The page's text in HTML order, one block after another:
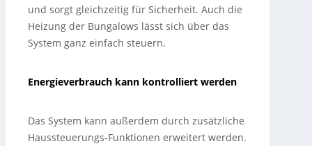
und sorgt gleichzeitig für Sicherheit. Auch die
Heizung der Bungalows lässt sich über das
System ganz einfach steuern.
Energieverbrauch kann kontrolliert werden
Das System kann außerdem durch zusätzliche
Haussteuerungs-Funktionen erweitert werden.